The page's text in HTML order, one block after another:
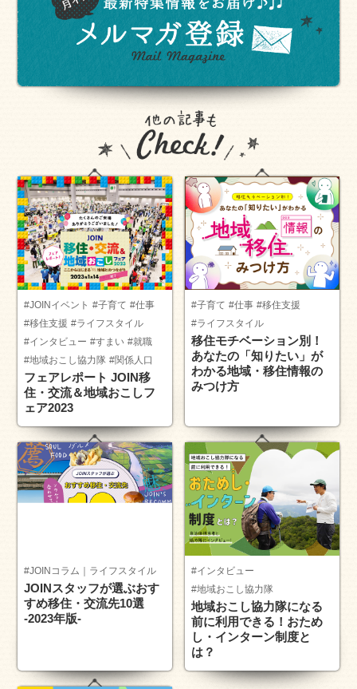
#JOINイベント #子育て #仕事
#移住支援 #ライフスタイル
#インタビュー #すまい #就職
#地域おこし協力隊 #関係人口
フェアレポート JOIN移
住・交流＆地域おこしフ
ェア2023
#子育て #仕事 #移住支援
#ライフスタイル
移住モチベーション別！
あなたの「知りたい」が
わかる地域・移住情報の
みつけ方
#JOINコラム｜ライフスタイル
JOINスタッフが選ぶおす
すめ移住・交流先10選
-2023年版-
#インタビュー
#地域おこし協力隊
地域おこし協力隊になる
前に利用できる！おため
し・インターン制度と
は？